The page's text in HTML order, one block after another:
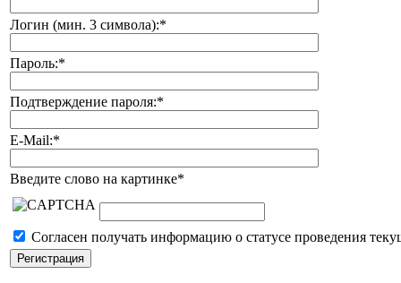
Логин (мин. 3 символа):*
Пароль:*
Подтверждение пароля:*
E-Mail:*
Введите слово на картинке*
Согласен получать информацию о статусе проведения